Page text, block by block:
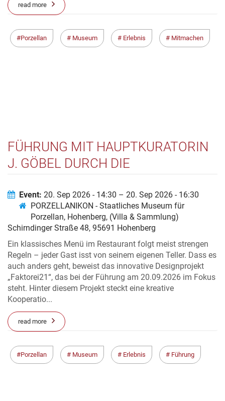
read more
Porzellan Museum Erlebnis Mitmachen
FÜHRUNG MIT HAUPTKURATORIN
J. GÖBEL DURCH DIE
DRAMATURGIE DES ESSENS:
GESTALTUNG JENSEITS DES
TELLERS“ (SCHWERPUNKT
„FAKTOREI21“)
Event: 20. Sep 2026 - 14:30 – 20. Sep 2026 - 16:30
PORZELLANIKON - Staatliches Museum für
Porzellan, Hohenberg, (Villa & Sammlung)
Schirndinger Straße 48, 95691 Hohenberg
Ein klassisches Menü im Restaurant folgt meist strengen
Regeln – jeder Gast isst von seinem eigenen Teller. Dass es
auch anders geht, beweist das innovative Designprojekt
„Faktorei21“, das bei der Führung am 20.09.2026 im Fokus
steht. Hinter diesem Projekt steckt eine kreative
Kooperatio...
read more
Porzellan Museum Erlebnis Führung